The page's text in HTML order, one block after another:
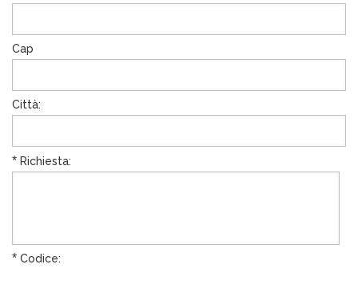
Cap
Città:
* Richiesta:
* Codice: